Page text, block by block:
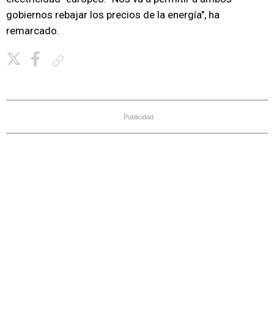
gobiernos rebajar los precios de la energía", ha
remarcado.
Publicidad